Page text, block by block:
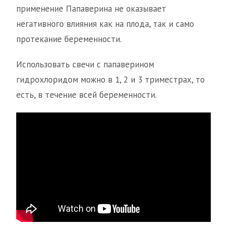
применение Папаверина не оказывает
негативного влияния как на плода, так и само
протекание беременности.
Использовать свечи с папаверином
гидрохлоридом можно в 1, 2 и 3 триместрах, то
есть, в течение всей беременности.